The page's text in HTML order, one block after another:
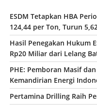
ESDM Tetapkan HBA
124,44 per Ton, Turun
Hasil Penegakan Hukum
Rp20 Miliar dari Lelang
PHE: Pemboran Masif
Kemandirian Energi
Pertamina Drilling Raih